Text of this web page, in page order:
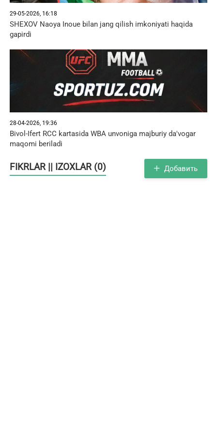
29-05-2026, 16:18
SHEXOV Naoya Inoue bilan jang qilish imkoniyati haqida
gapirdi
28-04-2026, 19:36
Bivol-Ifert RCC kartasida WBA unvoniga majburiy da'vogar
maqomi beriladi
FIKRLAR || IZOXLAR (0) Добавить